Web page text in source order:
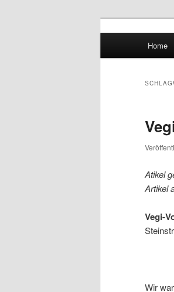
Zum
Home
Atikel
Artikel
Vegi-
Wir